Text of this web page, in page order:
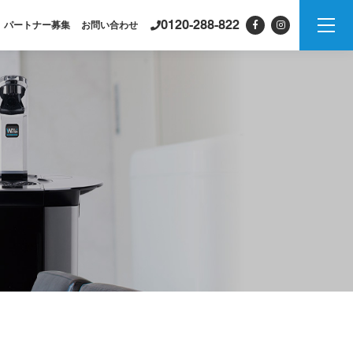
パートナー募集 お問い合わせ 0120-288-822
製品情報